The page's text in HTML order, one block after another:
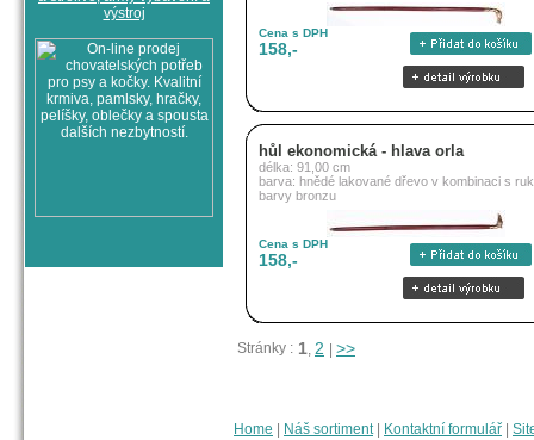
Cena s DPH
158,-
hůl ekonomická - hlava orla
délka: 91,00 cm
barva: hnědé lakované dřevo v kombinaci s
barvy bronzu
Cena s DPH
158,-
Stránky : 1, 2 >>
Home Náš sortiment| Kontaktní formulář